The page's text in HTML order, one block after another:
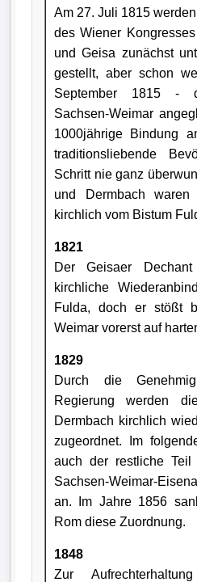
Am 27. Juli 1815
des Wiener
und Geisa zunächst
gestellt, aber schon
September 1815 -
Sachsen-Weimar
1000jährige Bindung
traditionsliebende
Schritt nie ganz
und Dermbach
kirchlich vom Bistum
1821
Der Geisaer
kirchliche
Fulda, doch er stößt
Weimar vorerst auf
1829
Durch die
Regierung werden
Dermbach kirchlich
zugeordnet. Im
auch der restliche Teil
Sachsen-Weimar-
an. Im Jahre 1856
Rom diese Zuordnung.
1848
Zur